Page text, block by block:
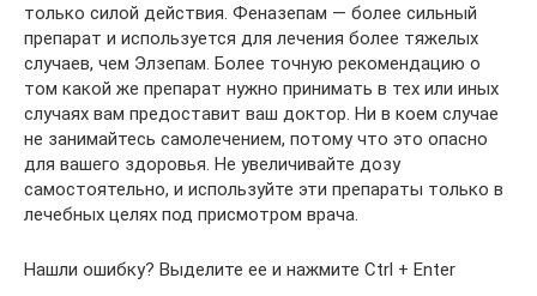
только силой действия. Феназепам — более сильный
препарат и используется для лечения более тяжелых
случаев, чем Элзепам. Более точную рекомендацию о
том какой же препарат нужно принимать в тех или иных
случаях вам предоставит ваш доктор. Ни в коем случае
не занимайтесь самолечением, потому что это опасно
для вашего здоровья. Не увеличивайте дозу
самостоятельно, и используйте эти препараты только в
лечебных целях под присмотром врача.
Нашли ошибку? Выделите ее и нажмите Ctrl + Enter